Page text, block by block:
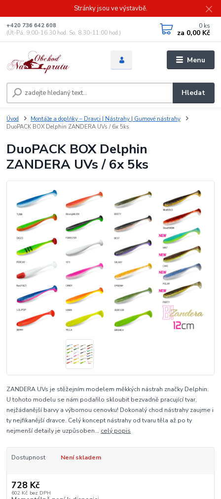
Stránky jsou ve výstavbě.
Menu
Hledat
+420 736 642 608
(Út-Pá, 9:00-16.30 hod. So, 8.30-11:00 hod.)
0 ks
za 0,00 Kč
Úvod
Montáže a doplňky – Dravci | Nástrahy | Gumové nástrahy
DuoPACK BOX Delphin ZANDERA UVs / 6x 5ks
DuoPACK BOX Delphin
ZANDERA UVs / 6x 5ks
ZANDERA UVs je stěžejním modelem měkkých nástrah značky Delphin.
U tohoto modelu se nám podařilo skloubit bezvadně pracující tvar,
nejžádanější barvy a výbornou cenovku! Dokonalý chod nástrahy zaujme i
ty nejfikanější dravce. Celý koncept nástrahy od tvaru těla až po ty
nejmenší detaily je uzpůsoben... celý popis
Dostupnost Není skladem
728 Kč
602 Kč bez DPH